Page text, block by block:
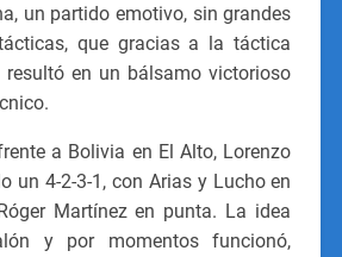
un partido emotivo, sin grandes
que gracias a la táctica
en un bálsamo victorioso
a Bolivia en El Alto, Lorenzo
un 4-2-3-1, con Arias y Lucho en
Martínez en punta. La idea
y por momentos funcionó,